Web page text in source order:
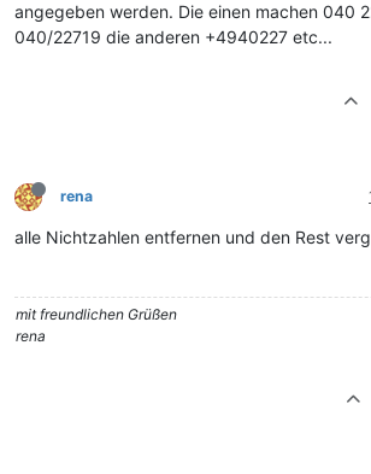
angegeben werden. Die einen machen 040
040/22719 die anderen +4940227 etc...
rena
alle Nichtzahlen entfernen und den Rest
mit freundlichen Grüßen
rena